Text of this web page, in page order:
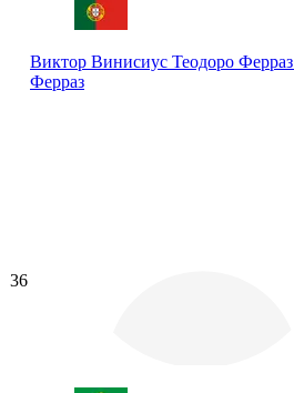
Виктор Винисиус Теодоро Ферраз
Ферраз
36